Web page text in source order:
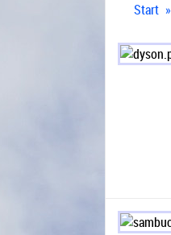
Start »